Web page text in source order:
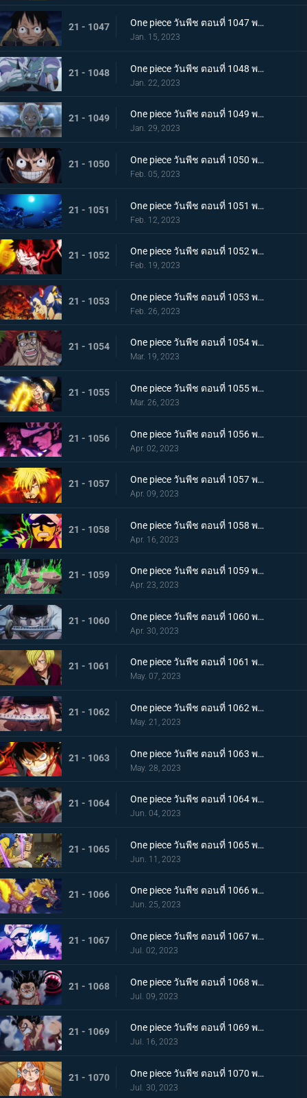
21 - 1047 One piece วันพีช ตอนที่ 1047 พากย์ไทย จงปีนขึ้นไปสู้รุ่งอรุณ! มังกรสีชมพูอาละวาด
Jan. 15, 2023
21 - 1048 One piece วันพีช ตอนที่ 1048 พากย์ไทย ไปสู่อนาคต! คำสาบานของยามาโตะกับสุดยอดนักดาบ
Jan. 22, 2023
21 - 1049 One piece วันพีช ตอนที่ 1049 พากย์ไทย ลูฟี่โบยบิน! ล้างแค้นร้อยอสูร
Jan. 29, 2023
21 - 1050 One piece วันพีช ตอนที่ 1050 พากย์ไทย มังกร 2 ตัวเผชิญหน้า! ความมุ่งมั่นของโมโมโนะสุเกะ!
Feb. 05, 2023
21 - 1051 One piece วันพีช ตอนที่ 1051 พากย์ไทย ตำนานกลับมาอีกครั้ง! หมัดของลูฟี่คำรามบนท้องฟ้า
Feb. 12, 2023
21 - 1052 One piece วันพีช ตอนที่ 1052 พากย์ไทย สถาการณ์ตึงเครียด! จุดจบของโอนิกาชิมะ!
Feb. 19, 2023
21 - 1053 One piece วันพีช ตอนที่ 1053 พากย์ไทย ซันจิกลายพันธุ์ แขนทั้ง 2 เจอวิกฤติ!
Feb. 26, 2023
21 - 1054 One piece วันพีช ตอนที่ 1054 พากย์ไทย คู่หูต้องตาย! เดิมพันมรณะของคิลเลอร์
Mar. 19, 2023
21 - 1055 One piece วันพีช ตอนที่ 1055 พากย์ไทย ร่างเงาดึงเชือก! โอนิกาชิมะในเปลวเพลิง
Mar. 26, 2023
21 - 1056 One piece วันพีช ตอนที่ 1056 พากย์ไทย การโต้กลับ! ท่าผสานของคิดกับลอว์โต้กลับ
Apr. 02, 2023
21 - 1057 One piece วันพีช ตอนที่ 1057 พากย์ไทย เพื่อลูฟี่ คำสาบานของซันจิกับโซโร
Apr. 09, 2023
21 - 1058 One piece วันพีช ตอนที่ 1058 พากย์ไทย การจู่โจมของนักบวชเพลิงผลาญ เงื้อมมือปีศาจของโอโรจิที่คืบคลานเข้ามา
Apr. 16, 2023
21 - 1059 One piece วันพีช ตอนที่ 1059 พากย์ไทย โซโลตกที่นั่งลำบาก สัตว์ประหลาดคิงแห่งอัคคีภัย
Apr. 23, 2023
21 - 1060 One piece วันพีช ตอนที่ 1060 พากย์ไทย ความลับของเอ็นมะ ดาบปีศาจที่ฝากไว้กับโซโล
Apr. 30, 2023
21 - 1061 One piece วันพีช ตอนที่ 1061 พากย์ไทย หนึ่งการโจมตีของเทพอสูร ซันจิ ปะทะ ควีน
May. 07, 2023
21 - 1062 One piece วันพีช ตอนที่ 1062 พากย์ไทย วิชาสามดาบแห่งราชัน โซโล ปะทะ คิง
May. 21, 2023
21 - 1063 One piece วันพีช ตอนที่ 1063 พากย์ไทย ลูฟี่กระฉับกระเฉง จุดหักเหของยุคสมัยใหม่
May. 28, 2023
21 - 1064 One piece วันพีช ตอนที่ 1064 พากย์ไทย มังกรเมาแปดทิศ มังกรไร้ระเบียบที่เข้าประชิดลูฟี่
Jun. 04, 2023
21 - 1065 One piece วันพีช ตอนที่ 1065 พากย์ไทย พันธมิตรล่มสลาย ความมุ่งมั่นของยุคสมัยใหม่จงลุกโชน
Jun. 11, 2023
21 - 1066 One piece วันพีช ตอนที่ 1066 พากย์ไทย ตัวเอกมาแล้ว สุดยอดท่าจากคลื่นและแม่เหล็ก
Jun. 25, 2023
21 - 1067 One piece วันพีช ตอนที่ 1067 พากย์ไทย สู่ยุคสมัยใหม่ บทสรุปความมุ่งมั่นของพวกเด็กเหลือขอ
Jul. 02, 2023
21 - 1068 One piece วันพีช ตอนที่ 1068 พากย์ไทย เจ้าหญิงจันทราดังก้อง ฉากสุดท้ายของแคว้นวาโนะ
Jul. 09, 2023
21 - 1069 One piece วันพีช ตอนที่ 1069 พากย์ไทย ผู้ชนะมีเพียงหนึ่ง ลูฟี่ ปะทะ ไคโด
Jul. 16, 2023
21 - 1070 One piece วันพีช ตอนที่ 1070 พากย์ไทย ลูฟี่พ่ายแพ้ การเตรียมใจของผู้ที่เหลืออยู่
Jul. 30, 2023